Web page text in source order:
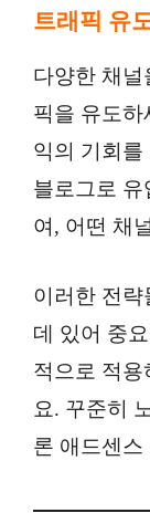
트래픽 유
다양한 채널
픽을 유도하
익의 기회를
블로그로
여, 어떤 채
이러한 전
데 있어 중
적으로 적용
요. 꾸준히
론 애드센스